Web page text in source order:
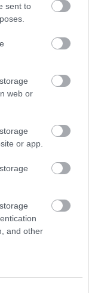
sent to
web or
or app.
and other
ocupat de mauri și
campanii
Deși vizitarea
este o sarcină
de stiluri
cu adevărat